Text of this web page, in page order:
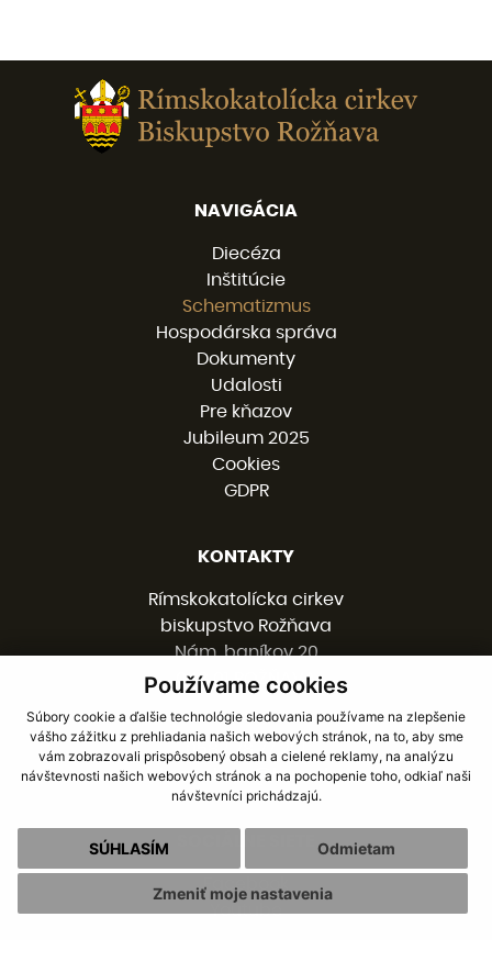
Používame cookies
Súbory cookie a ďalšie technológie sledovania používame na zlepšenie
vášho zážitku z prehliadania našich webových stránok, na to, aby sme
vám zobrazovali prispôsobený obsah a cielené reklamy, na analýzu
návštevnosti našich webových stránok a na pochopenie toho, odkiaľ naši
návštevníci prichádzajú.
SÚHLASÍM Odmietam
Zmeniť moje nastavenia
NAVIGÁCIA
Diecéza
Inštitúcie
Schematizmus
Hospodárska správa
Dokumenty
Udalosti
Pre kňazov
Jubileum 2025
Cookies
GDPR
KONTAKTY
Rímskokatolícka cirkev
biskupstvo Rožňava
Nám. baníkov 20
048 01 ROŽŇAVA
058 / 78 77 201
kancelaria@burv.sk
Facebook
Youtube